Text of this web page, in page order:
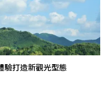
驗打造新觀光型態